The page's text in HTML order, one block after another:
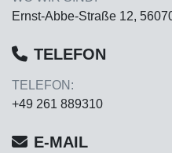
Ernst-Abbe-Straße 12,
TELEFON
TELEFON:
+49 261 889310
E-MAIL